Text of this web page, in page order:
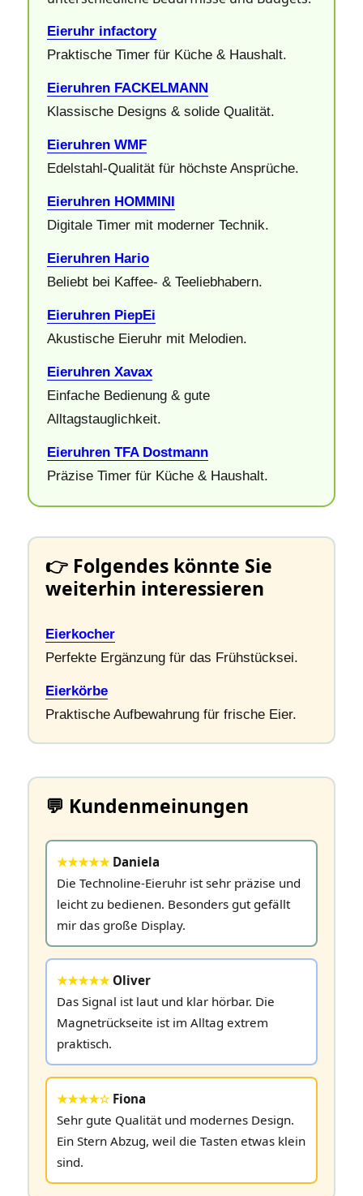
Eieruhr infactory
Praktische Timer für Küche & Haushalt.
Eieruhren FACKELMANN
Klassische Designs & solide Qualität.
Eieruhren WMF
Edelstahl‑Qualität für höchste Ansprüche.
Eieruhren HOMMINI
Digitale Timer mit moderner Technik.
Eieruhren Hario
Beliebt bei Kaffee‑ & Teeliebhabern.
Eieruhren PiepEi
Akustische Eieruhr mit Melodien.
Eieruhren Xavax
Einfache Bedienung & gute
Alltagstauglichkeit.
Eieruhren TFA Dostmann
Präzise Timer für Küche & Haushalt.
👉 Folgendes könnte Sie
weiterhin interessieren
Eierkocher
Perfekte Ergänzung für das Frühstücksei.
Eierkörbe
Praktische Aufbewahrung für frische Eier.
💬 Kundenmeinungen
★★★★★Daniela
Die Technoline‑Eieruhr ist sehr präzise und
leicht zu bedienen. Besonders gut gefällt
mir das große Display.
★★★★★Oliver
Das Signal ist laut und klar hörbar. Die
Magnetrückseite ist im Alltag extrem
praktisch.
★★★★☆Fiona
Sehr gute Qualität und modernes Design.
Ein Stern Abzug, weil die Tasten etwas klein
sind.